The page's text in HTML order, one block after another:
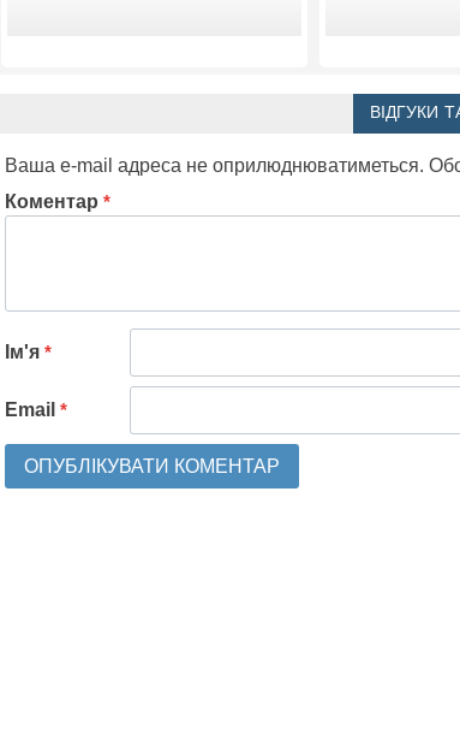
ВІДГУКИ
Ваша e-mail адреса не оприлюднюватиметься.
Коментар *
Ім'я *
Email *